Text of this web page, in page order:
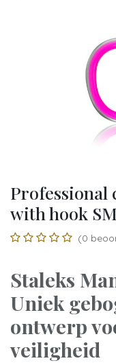
Professional
with hook
(0
Staleks
Uniek
ontwerp
veiligheid